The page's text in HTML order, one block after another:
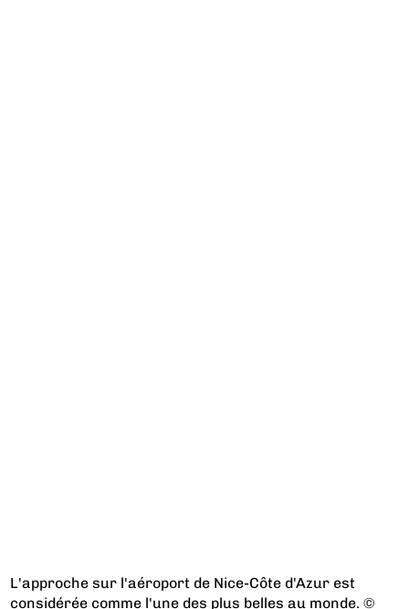
L'approche sur l'aéroport de Nice-Côte d'Azur est
considérée comme l'une des plus belles au monde. ©